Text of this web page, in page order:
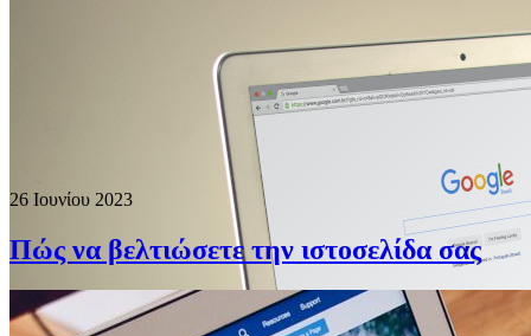
26 Ιουνίου 2023
Πώς να βελτιώσετε την ιστοσελίδα σας